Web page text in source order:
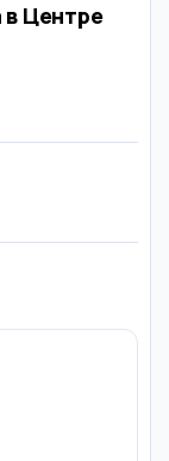
Центре